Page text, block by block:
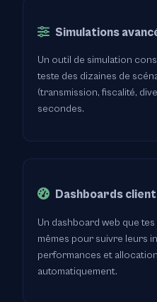
Simulations
Un outil de simulation
teste des dizaines de
(transmission, fiscalité,
secondes.
Dashboards
Un dashboard web que
mêmes pour suivre leurs
performances et
automatiquement.